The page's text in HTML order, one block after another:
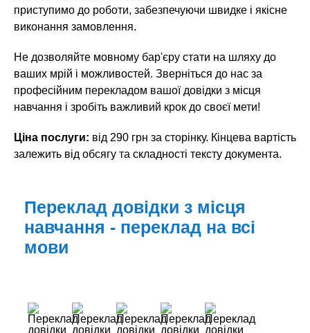
приступимо до роботи, забезпечуючи швидке і якісне
виконання замовлення.
Не дозволяйте мовному бар'єру стати на шляху до
ваших мрій і можливостей. Зверніться до нас за
професійним перекладом вашої довідки з місця
навчання і зробіть важливий крок до своєї мети!
Ціна послуги: від 290 грн за сторінку. Кінцева вартість
залежить від обсягу та складності тексту документа.
Переклад довідки з місця
навчання - переклад на всі
мови